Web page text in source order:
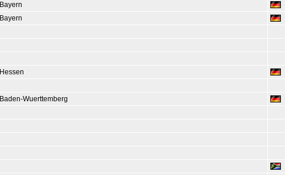
Bayern
Bayern
Hessen
Baden-Wuerttemberg